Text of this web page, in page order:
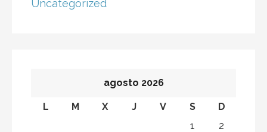
Uncategorized
agosto 2026
L M X J V S
D
1
2